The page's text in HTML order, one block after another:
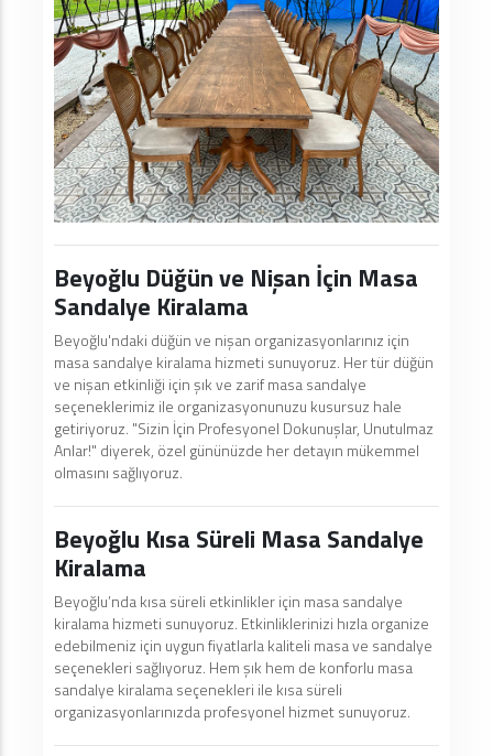
Beyoğlu Düğün ve Nişan İçin Masa
Sandalye Kiralama
Beyoğlu'ndaki düğün ve nişan organizasyonlarınız için
masa sandalye kiralama hizmeti sunuyoruz. Her tür düğün
ve nişan etkinliği için şık ve zarif masa sandalye
seçeneklerimiz ile organizasyonunuzu kusursuz hale
getiriyoruz. "Sizin İçin Profesyonel Dokunuşlar, Unutulmaz
Anlar!" diyerek, özel gününüzde her detayın mükemmel
olmasını sağlıyoruz.
Beyoğlu Kısa Süreli Masa Sandalye
Kiralama
Beyoğlu’nda kısa süreli etkinlikler için masa sandalye
kiralama hizmeti sunuyoruz. Etkinliklerinizi hızla organize
edebilmeniz için uygun fiyatlarla kaliteli masa ve sandalye
seçenekleri sağlıyoruz. Hem şık hem de konforlu masa
sandalye kiralama seçenekleri ile kısa süreli
organizasyonlarınızda profesyonel hizmet sunuyoruz.